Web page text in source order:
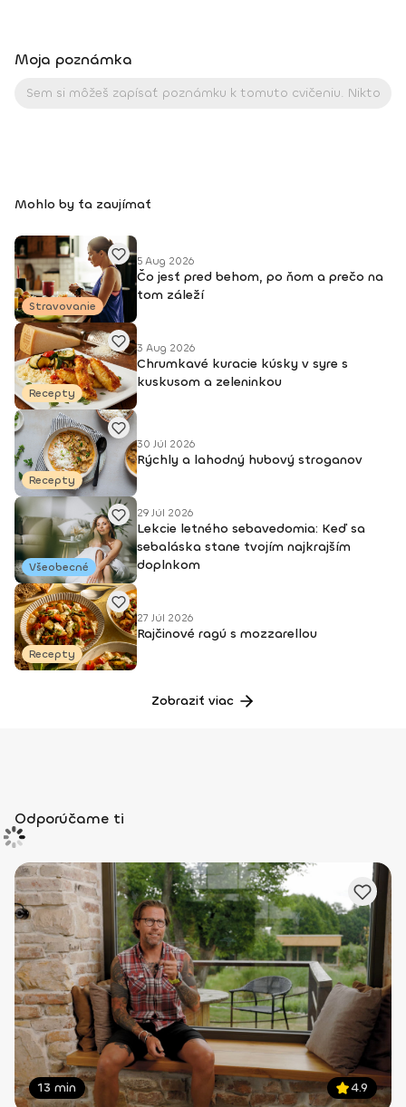
ocenením bola vždy pre mňa pozitívna spätná väzba od
• Kondičný tréner 1. kv. stupňa • Certifikovaná lektorka
Moja poznámka
Mohlo by ťa zaujímať
Stravovanie
5 Aug 2026
Čo jesť pred behom, po ňom a prečo na
tom záleží
Recepty
3 Aug 2026
Chrumkavé kuracie kúsky v syre s
kuskusom a zeleninkou
Recepty
30 Júl 2026
Rýchly a lahodný hubový stroganov
Všeobecné
29 Júl 2026
Lekcie letného sebavedomia: Keď sa
sebaláska stane tvojím najkrajším
doplnkom
Recepty
27 Júl 2026
Rajčinové ragú s mozzarellou
Zobraziť viac
Odporúčame ti
13 min 4.9